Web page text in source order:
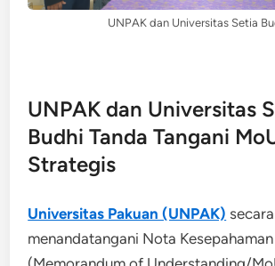
UNPAK dan Universitas Setia
UNPAK dan Universitas
Budhi Tanda Tangani
Strategis
Universitas Pakuan (UNPAK)
menandatangani Nota Kesepahaman